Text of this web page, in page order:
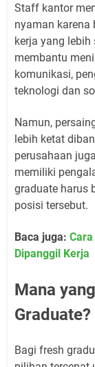
Staff kantor
nyaman karena
kerja yang
membantu
komunikasi,
teknologi dan
Namun,
lebih ketat
perusahaan
memiliki
graduate harus
posisi tersebut.
Baca juga:
Dipanggil Kerja
Mana
Graduate?
Bagi fresh